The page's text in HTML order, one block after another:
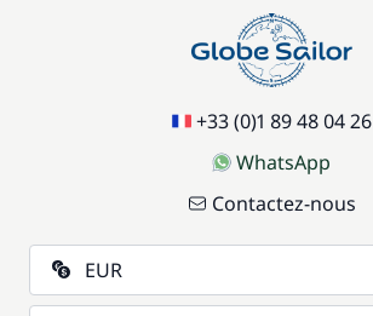
+33 (0)1 89 48 04 26
WhatsApp
Contactez-nous
EUR